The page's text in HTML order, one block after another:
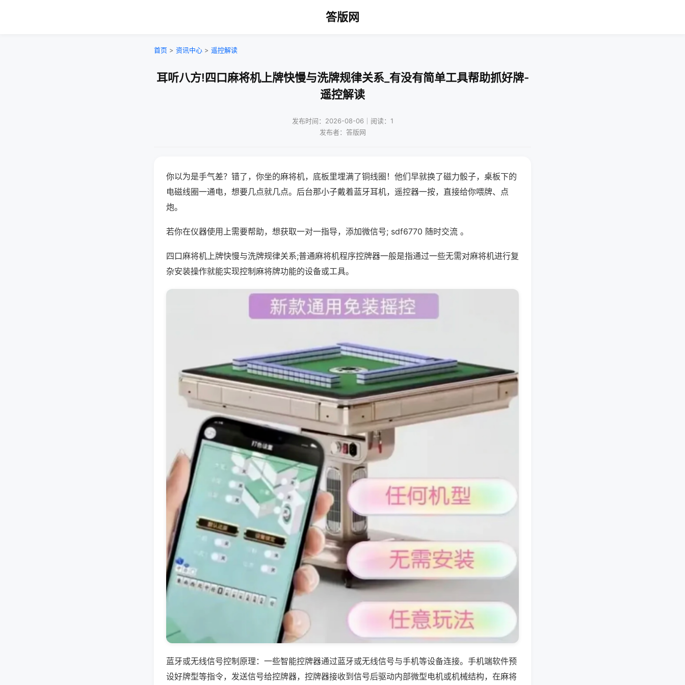
答版网
首页 > 资讯中心 > 遥控解读
耳听八方!四口麻将机上牌快慢与洗牌规律关系_有没有简单工具帮助抓好牌-
遥控解读
发布时间：2026-08-06｜阅读：1
发布者：答版网
你以为是手气差？错了，你坐的麻将机，底板里埋满了铜线圈！他们早就换了磁力骰子，桌板下的
电磁线圈一通电，想要几点就几点。后台那小子戴着蓝牙耳机，遥控器一按，直接给你喂牌、点
炮。
若你在仪器使用上需要帮助，想获取一对一指导，添加微信号; sdf6770 随时交流 。
四口麻将机上牌快慢与洗牌规律关系;普通麻将机程序控牌器一般是指通过一些无需对麻将机进行复
杂安装操作就能实现控制麻将牌功能的设备或工具。
蓝牙或无线信号控制原理：一些智能控牌器通过蓝牙或无线信号与手机等设备连接。手机端软件预
设好牌型等指令，发送信号给控牌器，控牌器接收到信号后驱动内部微型电机或机械结构，在麻将